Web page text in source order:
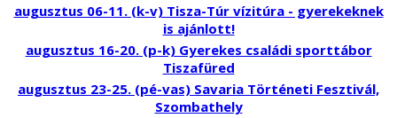
augusztus 06-11. (k-v) Tisza-Túr vízitúra - gyerekeknek
is ajánlott!
augusztus 16-20. (p-k) Gyerekes családi sporttábor
Tiszafüred
augusztus 23-25. (pé-vas) Savaria Történeti Fesztivál,
Szombathely